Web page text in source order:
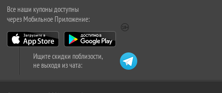
Все наши купоны доступны
через Мобильное Приложение:
Ищите скидки поблизости,
не выходя из чата: